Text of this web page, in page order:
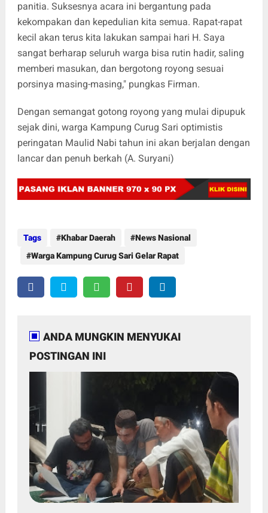
panitia. Suksesnya acara ini bergantung pada
kekompakan dan kepedulian kita semua. Rapat-rapat
kecil akan terus kita lakukan sampai hari H. Saya
sangat berharap seluruh warga bisa rutin hadir, saling
memberi masukan, dan bergotong royong sesuai
porsinya masing-masing," pungkas Firman.
Dengan semangat gotong royong yang mulai dipupuk
sejak dini, warga Kampung Curug Sari optimistis
peringatan Maulid Nabi tahun ini akan berjalan dengan
lancar dan penuh berkah (A. Suryani)
Tags Khabar Daerah
News Nasional
Warga Kampung Curug Sari Gelar Rapat
ANDA MUNGKIN MENYUKAI
POSTINGAN INI